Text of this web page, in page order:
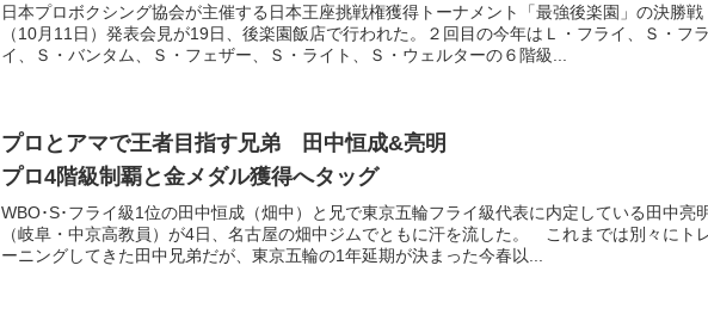
日本プロボクシング協会が主催する日本王座挑戦権獲得トーナメント「最強後楽園」の決勝戦
（10月11日）発表会見が19日、後楽園飯店で行われた。２回目の今年はＬ・フライ、Ｓ・フ
イ、Ｓ・バンタム、Ｓ・フェザー、Ｓ・ライト、Ｓ・ウェルターの６階級...
プロとアマで王者目指す兄弟 田中恒成&亮明
プロ4階級制覇と金メダル獲得へタッグ
WBO･S･フライ級1位の田中恒成（畑中）と兄で東京五輪フライ級代表に内定している田中亮
（岐阜・中京高教員）が4日、名古屋の畑中ジムでともに汗を流した。 これまでは別々にト
ーニングしてきた田中兄弟だが、東京五輪の1年延期が決まった今春以...